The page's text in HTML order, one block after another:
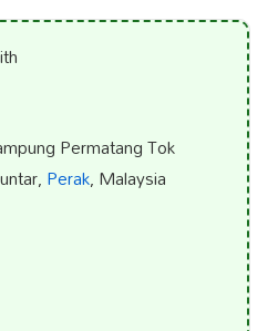
Permatang Tok
Perak, Malaysia